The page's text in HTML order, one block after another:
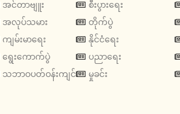
အင်တာဗျူး
အလုပ်သမား
ကျမ်းမာရေး
ရွေးကောက်ပွဲ
သဘာဝပတ်ဝန်းကျင်
စီးပွားရေး
တိုက်ပွဲ
နိုင်ငံရေး
ပညာရေး
မှုခင်း